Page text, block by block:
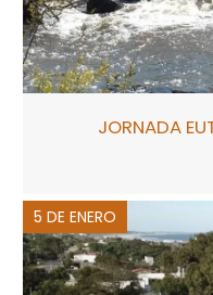
JORNADA
5 DE ENERO